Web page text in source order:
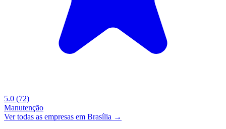
5.0 (72)
Manutenção
Ver todas as empresas em Brasília →